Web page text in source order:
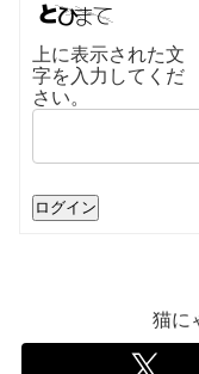
上に表示された文
字を入力してくだ
さい。
ログイン
猫に